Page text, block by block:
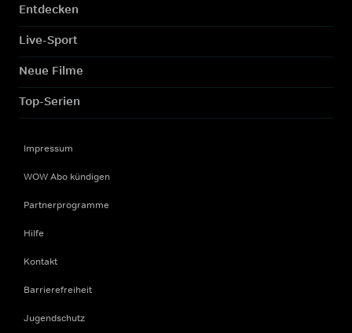
Entdecken
Live-Sport
Neue Filme
Top-Serien
Impressum
WOW Abo kündigen
Partnerprogramme
Hilfe
Kontakt
Barrierefreiheit
Jugendschutz